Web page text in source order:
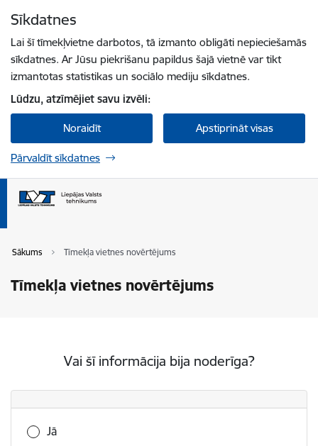
Sīkdatnes
Lai šī tīmekļvietne darbotos, tā izmanto obligāti nepieciešamās
sīkdatnes. Ar Jūsu piekrišanu papildus šajā vietnē var tikt
izmantotas statistikas un sociālo mediju sīkdatnes.
Lūdzu, atzīmējiet savu izvēli:
Noraidīt Apstiprināt visas
Pārvaldīt sīkdatnes
Sākums Tīmekļa vietnes novērtējums
Tīmekļa vietnes novērtējums
Vai šī informācija bija noderīga?
Vai šī informācija bija noderīga?
Jā